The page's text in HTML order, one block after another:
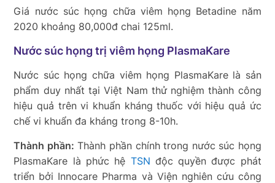
Giá nước súc họng chữa viêm họng Betadine năm
2020 khoảng 80,000đ chai 125ml.
Nước súc họng trị viêm họng PlasmaKare
Nước súc họng chữa viêm họng PlasmaKare là sản
phẩm duy nhất tại Việt Nam thử nghiệm thành công
hiệu quả trên vi khuẩn kháng thuốc với hiệu quả ức
chế vi khuẩn đa kháng trong 8-10h.
Thành phần: Thành phần chính trong nước súc họng
PlasmaKare là phức hệ TSN độc quyền được phát
triển bởi Innocare Pharma và Viện nghiên cứu công